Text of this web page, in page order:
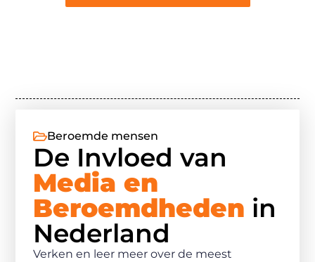
Beroemde mensen
De Invloed van
Media en
Beroemdheden in
Nederland
Verken en leer meer over de meest